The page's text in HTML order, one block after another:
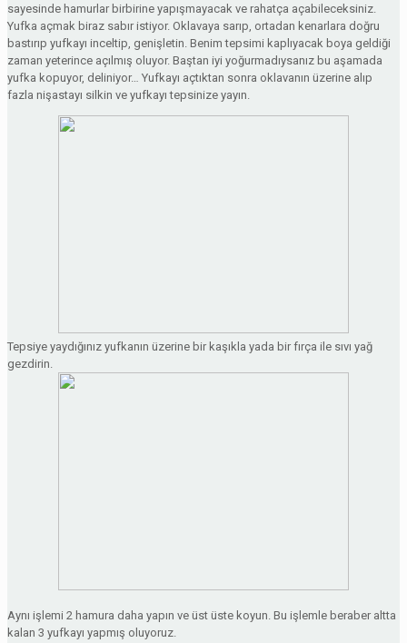
sayesinde hamurlar birbirine yapışmayacak ve rahatça açabileceksiniz.
Yufka açmak biraz sabır istiyor. Oklavaya sarıp, ortadan kenarlara doğru
bastırıp yufkayı inceltip, genişletin. Benim tepsimi kaplıyacak boya geldiği
zaman yeterince açılmış oluyor. Baştan iyi yoğurmadıysanız bu aşamada
yufka kopuyor, deliniyor… Yufkayı açtıktan sonra oklavanın üzerine alıp
fazla nişastayı silkin ve yufkayı tepsinize yayın.
Tepsiye yaydığınız yufkanın üzerine bir kaşıkla yada bir fırça ile sıvı yağ
gezdirin.
Aynı işlemi 2 hamura daha yapın ve üst üste koyun. Bu işlemle beraber altta
kalan 3 yufkayı yapmış oluyoruz.